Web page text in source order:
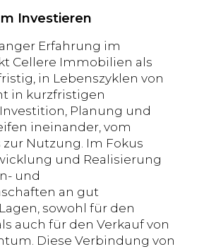
Investieren
Erfahrung im
Cellere Immobilien als
in Lebenszyklen von
in kurzfristigen
Planung und
ineinander, vom
Nutzung. Im Fokus
und Realisierung
und
an gut
sowohl für den
auch für den Verkauf von
Diese Verbindung von